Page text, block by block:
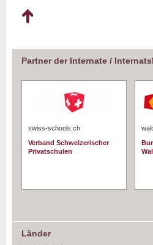
Partner der Internate /
swiss-schools.ch
Verband Schweizerischer
Privatschulen
Länder